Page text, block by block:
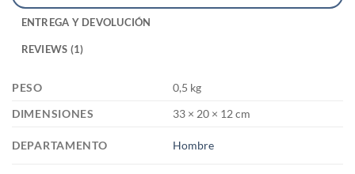
ENTREGA Y DEVOLUCIÓN
REVIEWS (1)
PESO
0,5 kg
DIMENSIONES
33 × 20 × 12 cm
DEPARTAMENTO Hombre